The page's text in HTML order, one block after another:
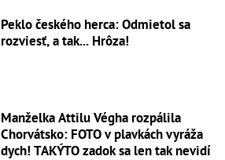
Peklo českého herca: Odmietol sa
rozviesť, a tak... Hrôza!
Manželka Attilu Végha rozpálila
Chorvátsko: FOTO v plavkách vyráža
dych! TAKÝTO zadok sa len tak nevidí